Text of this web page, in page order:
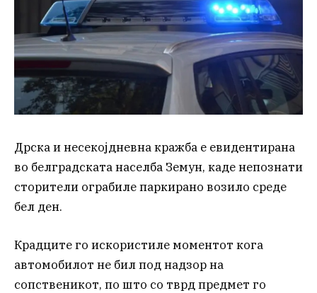
Дрска и несекојдневна кражба е евидентирана
во белградската населба Земун, каде непознати
сторители ограбиле паркирано возило среде
бел ден.
Крадците го искористиле моментот кога
автомобилот не бил под надзор на
сопственикот, по што со тврд предмет го